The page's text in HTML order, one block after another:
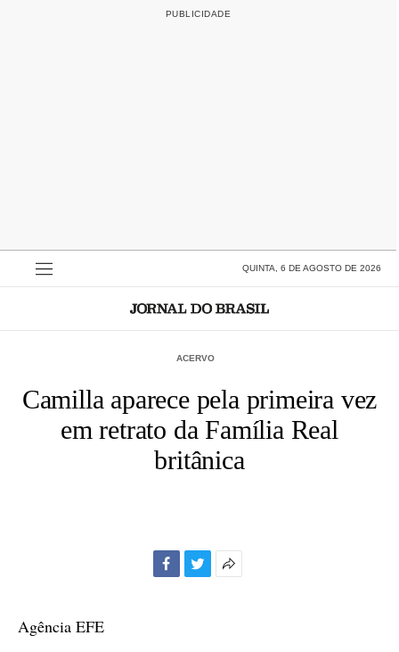
QUINTA, 6 DE AGOSTO DE 2026
ACERVO
Camilla aparece pela primeira vez
em retrato da Família Real
britânica
Agência EFE